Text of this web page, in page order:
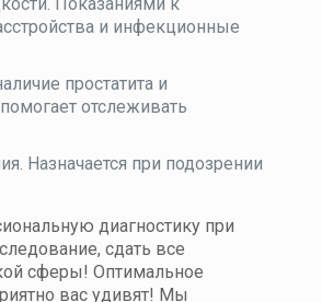
и инфекционные
простатита и
отслеживать
Назначается при подозрении
диагностику при
сдать все
сферы! Оптимальное
вас удивят! Мы